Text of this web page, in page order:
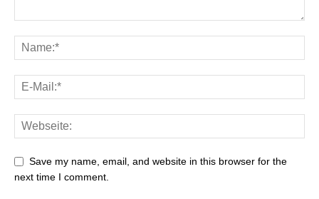
Save my name, email, and website in this browser for the
next time I comment.